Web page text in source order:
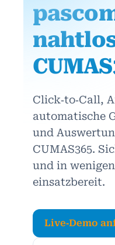
Click‑to‑Call,
automatische
und
CUMAS365.
und in
einsatzbereit.
Live‑Demo